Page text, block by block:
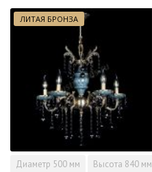
ЛИТАЯ БРОНЗА
Диаметр 500 мм Высота 840 мм